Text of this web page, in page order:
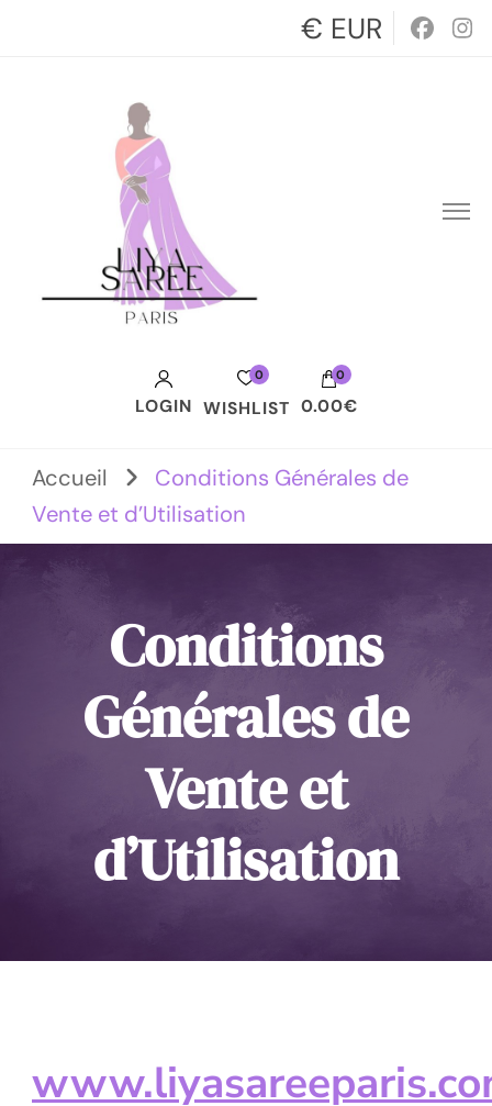
€ EUR
LOGIN
0
WISHLIST
0
0.00€
Votre panier est vide.
Accueil
Conditions Générales de
Vente et d’Utilisation
Conditions
Générales de
Vente et
d’Utilisation